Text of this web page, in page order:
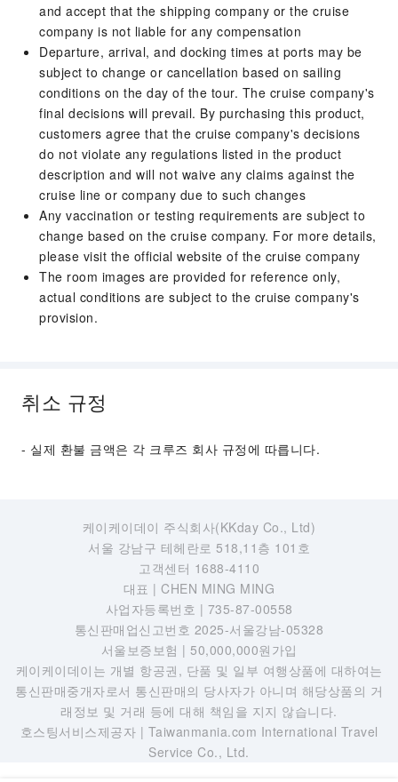
and accept that the shipping company or the cruise
company is not liable for any compensation
Departure, arrival, and docking times at ports may be
subject to change or cancellation based on sailing
conditions on the day of the tour. The cruise company's
final decisions will prevail. By purchasing this product,
customers agree that the cruise company's decisions
do not violate any regulations listed in the product
description and will not waive any claims against the
cruise line or company due to such changes
Any vaccination or testing requirements are subject to
change based on the cruise company. For more details,
please visit the official website of the cruise company
The room images are provided for reference only,
actual conditions are subject to the cruise company's
provision.
취소 규정
- 실제 환불 금액은 각 크루즈 회사 규정에 따릅니다.
케이케이데이 주식회사(KKday Co., Ltd)
서울 강남구 테헤란로 518,11층 101호
고객센터 1688-4110
대표 | CHEN MING MING
사업자등록번호 | 735-87-00558
통신판매업신고번호 2025-서울강남-05328
서울보증보험 | 50,000,000원가입
케이케이데이는 개별 항공권, 단품 및 일부 여행상품에 대하여는
통신판매중개자로서 통신판매의 당사자가 아니며 해당상품의 거
래정보 및 거래 등에 대해 책임을 지지 않습니다.
호스팅서비스제공자 | Taiwanmania.com International Travel
Service Co., Ltd.